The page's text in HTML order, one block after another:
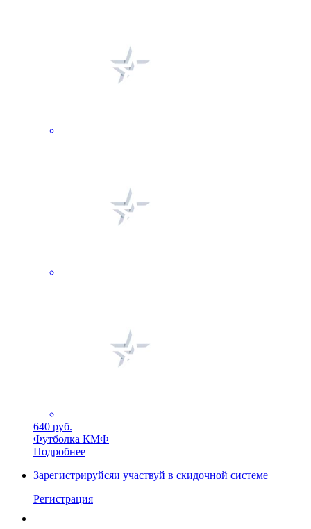
640 руб.
Футболка КМФ
Подробнее
Зарегистрируйсяи участвуй в скидочной системе
Регистрация